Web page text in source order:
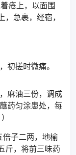
疮上，以面围
急裹，经宿，
初搓时微痛。
麻油三份，调成
药匀涂患处，每
子二两，地榆
斤，将前三味药